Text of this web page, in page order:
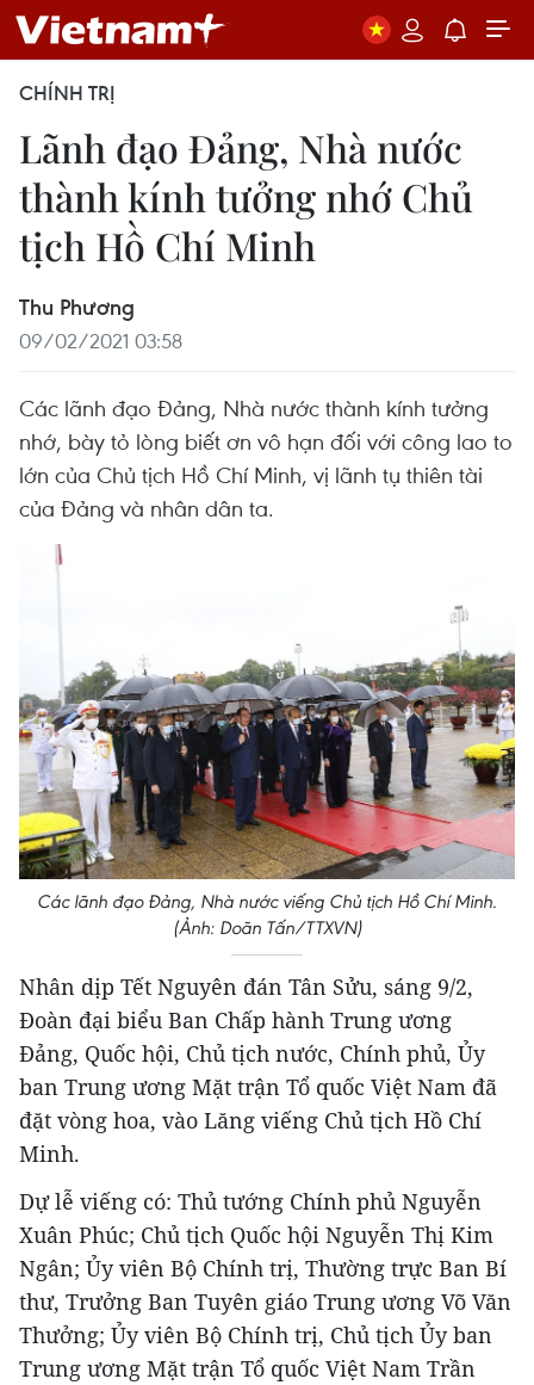
CHÍNH TRỊ
Lãnh đạo Đảng, Nhà nước
thành kính tưởng nhớ Chủ
tịch Hồ Chí Minh
Thu Phương
09/02/2021 03:58
Các lãnh đạo Đảng, Nhà nước thành kính tưởng
nhớ, bày tỏ lòng biết ơn vô hạn đối với công lao to
lớn của Chủ tịch Hồ Chí Minh, vị lãnh tụ thiên tài
của Đảng và nhân dân ta.
Các lãnh đạo Đảng, Nhà nước viếng Chủ tịch Hồ Chí Minh.
(Ảnh: Doãn Tấn/TTXVN)
Nhân dịp Tết Nguyên đán Tân Sửu, sáng 9/2,
Đoàn đại biểu Ban Chấp hành Trung ương
Đảng, Quốc hội, Chủ tịch nước, Chính phủ, Ủy
ban Trung ương Mặt trận Tổ quốc Việt Nam đã
đặt vòng hoa, vào Lăng viếng Chủ tịch Hồ Chí
Minh.
Dự lễ viếng có: Thủ tướng Chính phủ Nguyễn
Xuân Phúc; Chủ tịch Quốc hội Nguyễn Thị Kim
Ngân; Ủy viên Bộ Chính trị, Thường trực Ban Bí
thư, Trưởng Ban Tuyên giáo Trung ương Võ Văn
Thưởng; Ủy viên Bộ Chính trị, Chủ tịch Ủy ban
Trung ương Mặt trận Tổ quốc Việt Nam Trần